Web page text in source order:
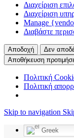
Διαχείριση
Διαχείριση
Manage
Διαβάστε
Αποδοχή Δεν
Αποθήκευση
Πολιτική
Πολιτική
Skip to navigation
Greek